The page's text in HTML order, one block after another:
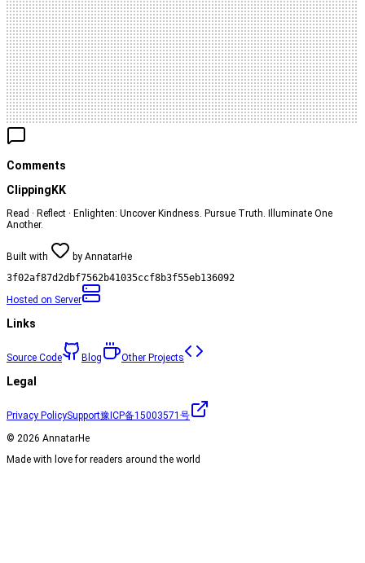
Comments
ClippingKK
Read · Reflect · Enlighten: Uncover Kindness. Pursue Truth. Illuminate One
Another.
Built with by AnnatarHe
3f02af87d2dbf7562b41035ccf8b3f55eb136092
Hosted on Server
Links
Source Code Blog Other Projects
Legal
Privacy PolicySupport豫ICP备15003571号
© 2026 AnnatarHe
Made with love for readers around the world